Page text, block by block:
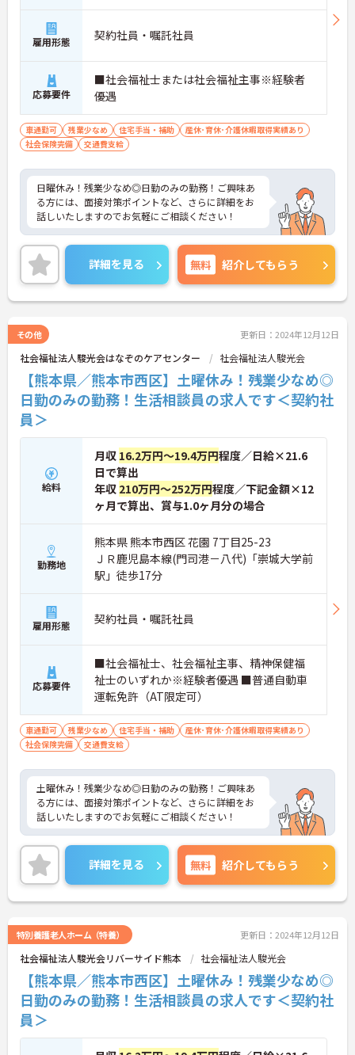
雇用形態 契約社員・嘱託社員
応募要件
■社会福祉士または社会福祉主事※経験者
優遇
車通勤可 残業少なめ 住宅手当・補助
産休･育休･介護休暇取得実績あり
社会保険完備
交通費支給
日曜休み！残業少なめ◎日勤のみの勤務！ご興味あ
る方には、面接対策ポイントなど、さらに詳細をお
話しいたしますのでお気軽にご相談ください！
詳細を見る 無料 紹介してもらう
その他 更新日：2024年12月12日
社会福祉法人駿光会はなぞのケアセンター 社会福祉法人駿光会
【熊本県／熊本市西区】土曜休み！残業少なめ◎
日勤のみの勤務！生活相談員の求人です＜契約社
員＞
給料
月収 16.2万円～19.4万円程度／日給×21.6
日で算出
年収 210万円～252万円程度／下記金額×12
ヶ月で算出、賞与1.0ヶ月分の場合
勤務地
熊本県 熊本市西区 花園 7丁目25-23
ＪＲ鹿児島本線(門司港－八代)「崇城大学前
駅」徒歩17分
雇用形態 契約社員・嘱託社員
応募要件
■社会福祉士、社会福祉主事、精神保健福
祉士のいずれか※経験者優遇 ■普通自動車
運転免許（AT限定可）
車通勤可 残業少なめ 住宅手当・補助
産休･育休･介護休暇取得実績あり
社会保険完備
交通費支給
土曜休み！残業少なめ◎日勤のみの勤務！ご興味あ
る方には、面接対策ポイントなど、さらに詳細をお
話しいたしますのでお気軽にご相談ください！
詳細を見る 無料 紹介してもらう
特別養護老人ホーム（特養） 更新日：2024年12月12日
社会福祉法人駿光会リバーサイド熊本 社会福祉法人駿光会
【熊本県／熊本市西区】土曜休み！残業少なめ◎
日勤のみの勤務！生活相談員の求人です＜契約社
員＞